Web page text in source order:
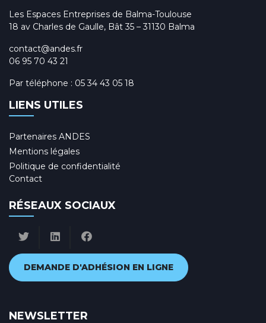
Les Espaces Entreprises de Balma-Toulouse
18 av Charles de Gaulle, Bât 35 – 31130 Balma
contact@andes.fr
06 95 70 43 21
Par téléphone : 05 34 43 05 18
LIENS UTILES
Partenaires ANDES
Mentions légales
Politique de confidentialité
Contact
RÉSEAUX SOCIAUX
DEMANDE D'ADHÉSION EN LIGNE
NEWSLETTER